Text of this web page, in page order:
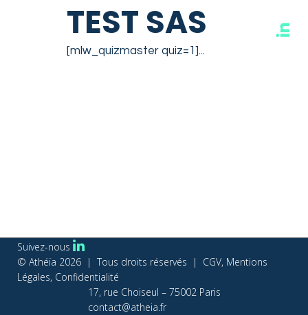
TEST SAS
[mlw_quizmaster quiz=1]...
Suivez-nous
© Athéïa 2026 | Tous droits réservés | CGV, Mentions
Légales, Confidentialité
17, rue Choiseul – 75002 Paris
contact@atheia.fr